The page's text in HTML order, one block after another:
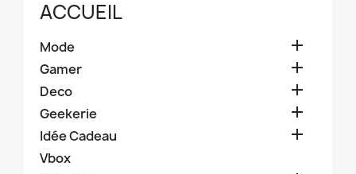
ACCUEIL
Mode 
Gamer 
Deco 
Geekerie 
Idée Cadeau 
Vbox